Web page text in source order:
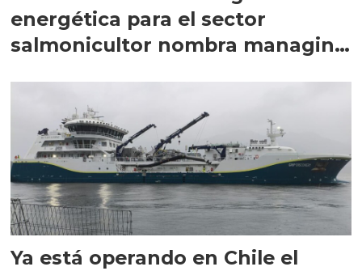
energética para el sector
salmonicultor nombra managing
Ya está operando en Chile el